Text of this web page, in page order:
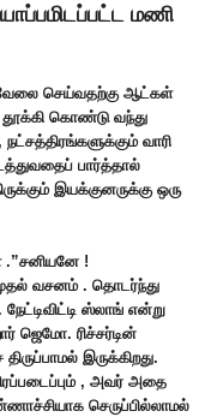
மணி
வேலை செய்வதற்கு ஆட்கள்
கொண்டு வந்து
வாரி
பார்த்தால்
இயக்குனருக்கு ஒரு
!
வசனம் . தொடர்ந்து
ஸ்லாங் என்று
ஜெமோ. ரிச்சர்டின்
இருக்கிறது.
, அவர் அதை
செருப்பில்லாமல்